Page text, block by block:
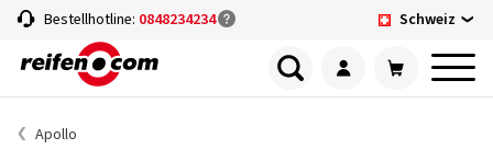
Bestellhotline: 0848234234 Schweiz
Apollo